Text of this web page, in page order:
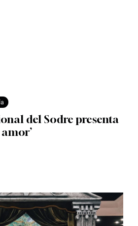
del Sodre presenta